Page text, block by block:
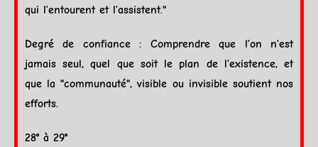
qui l’entourent et l’assistent."
Degré de confiance : Comprendre que l’on n’est
jamais seul, quel que soit le plan de l’existence, et
que la "communauté", visible ou invisible soutient nos
efforts.
28° à 29°